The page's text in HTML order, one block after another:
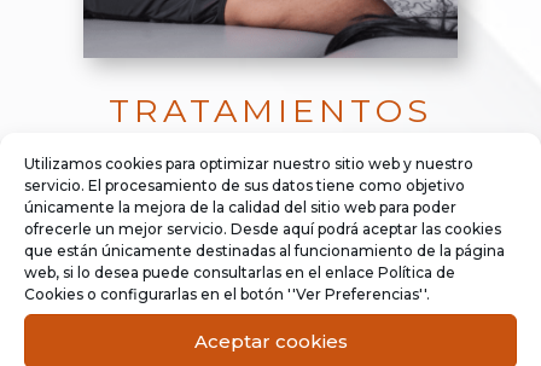
Utilizamos cookies para optimizar nuestro sitio web y nuestro
servicio. El procesamiento de sus datos tiene como objetivo
únicamente la mejora de la calidad del sitio web para poder
ofrecerle un mejor servicio. Desde aquí podrá aceptar las cookies
que están únicamente destinadas al funcionamiento de la página
web, si lo desea puede consultarlas en el enlace Política de
Cookies o configurarlas en el botón ''Ver Preferencias''.
Aceptar cookies
TRATAMIENTOS